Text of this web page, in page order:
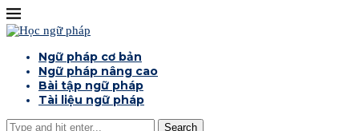
Ngữ pháp cơ bản
Ngữ pháp nâng cao
Bài tập ngữ pháp
Tài liệu ngữ pháp
Search